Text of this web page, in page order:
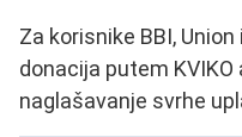
Za korisnike BBI,
donacija putem
naglašavanje svrhe